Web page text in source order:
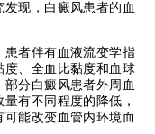
现，白癜风患者的血
者伴有血液流变学指
、全血比黏度和血球
分白癜风患者外周血
有不同程度的降低，
能改变血管内环境而